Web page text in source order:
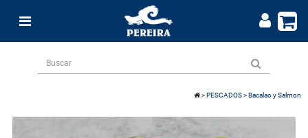
>PESCADOS>Bacalao y Salmon